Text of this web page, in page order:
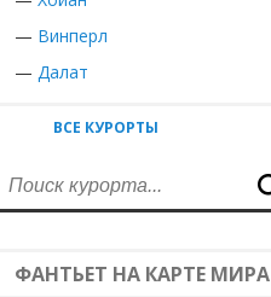
— Винперл
— Далат
ВСЕ КУРОРТЫ
ФАНТЬЕТ НА КАРТЕ МИРА